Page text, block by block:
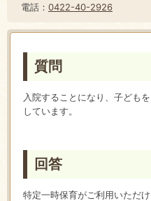
電話： 0422-40-2926
質問
入院することになり、子ども
しています。
回答
特定一時保育がご利用いただ